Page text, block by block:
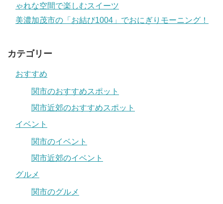
ゃれな空間で楽しむスイーツ
美濃加茂市の「お結び1004」でおにぎりモーニング！
カテゴリー
おすすめ
関市のおすすめスポット
関市近郊のおすすめスポット
イベント
関市のイベント
関市近郊のイベント
グルメ
関市のグルメ